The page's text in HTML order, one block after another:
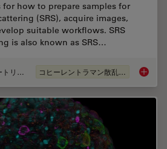
how to prepare samples for
(SRS), acquire images,
suitable workflows. SRS
is also known as SRS…
チュートリアル コヒーレントラマン散乱(CRS) How to